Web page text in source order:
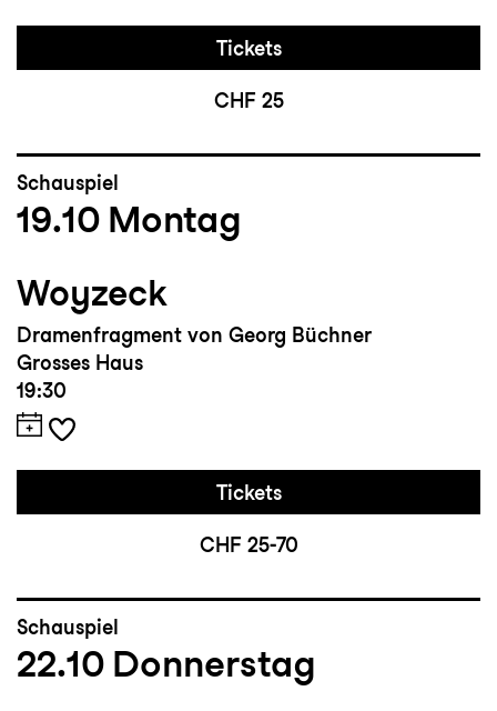
Tickets
CHF 25
Schauspiel
19.10 Montag
Woyzeck
Dramenfragment von Georg Büchner
Grosses Haus
19:30
Tickets
CHF 25-70
Schauspiel
22.10 Donnerstag